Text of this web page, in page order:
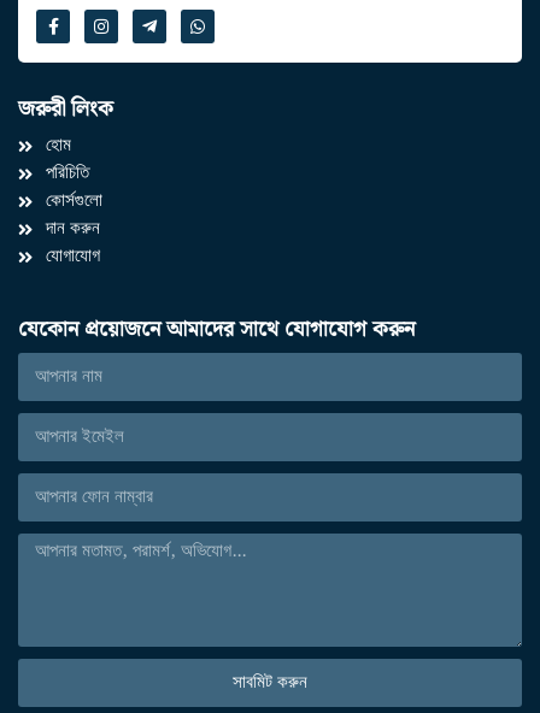
জরুরী লিংক
হোম
পরিচিতি
কোর্সগুলো
দান করুন
যোগাযোগ
যেকোন প্রয়োজনে আমাদের সাথে যোগাযোগ করুন
সাবমিট করুন